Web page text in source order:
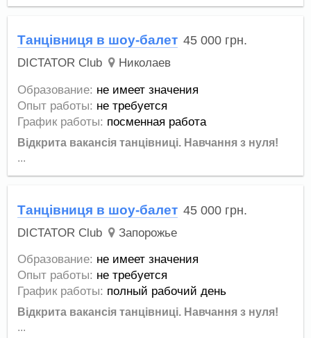
Танцівниця в шоу-балет 45 000 грн.
DICTATOR Club Николаев
Образование: не имеет значения
Опыт работы: не требуется
График работы: посменная работа
Відкрита вакансія танцівниці. Навчання з нуля!
...
Танцівниця в шоу-балет 45 000 грн.
DICTATOR Club Запорожье
Образование: не имеет значения
Опыт работы: не требуется
График работы: полный рабочий день
Відкрита вакансія танцівниці. Навчання з нуля!
...